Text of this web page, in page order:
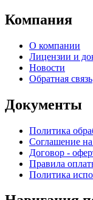
Компания
О компании
Лицензии и
Новости
Обратная связь
Документы
Политика
Соглашение
Договор -
Правила
Политика